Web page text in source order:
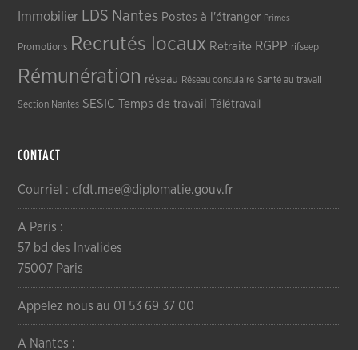
Immobilier LDS Nantes Postes à l'étranger Primes
Promotions Recrutés locaux Retraite RGPP rifseep
Rémunération réseau Réseau consulaire Santé au travail
Section Nantes SESIC Temps de travail Télétravail
CONTACT
Courriel : cfdt.mae@diplomatie.gouv.fr
A Paris :
57 bd des Invalides
75007 Paris
Appelez nous au 01 53 69 37 00
A Nantes :